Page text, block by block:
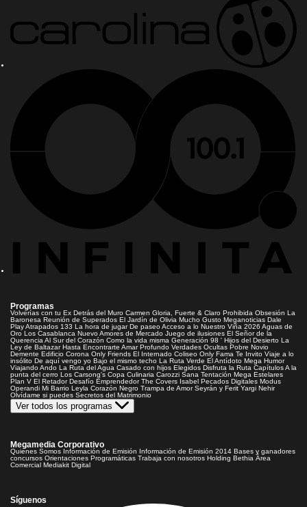
Programas
Volverías con tu Ex Detrás del Muro Carmen Gloria, Fuerte & Claro Prohibida Obsesión La
Baronesa Reunión de Superados El Jardín de Olivia Mucho Gusto Meganoticias Dale
PlayAtrapados 133 La hora de jugar De paseoAcceso a lo Nuestro Viña 2026 Aguas de
Oro Los Casablanca Nuevo Amores de Mercado Juego de ilusiones El Señor de la
Querencia Al Sur del Corazón Como la vida misma Generación 98 ' Hijos del Desierto La
Ley de Baltazar Hasta Encontrarte Amar Profundo Verdades Ocultas Pobre Novio
Demente Edificio Corona Only Friends El Internado Coliseo Only Fama Te Invito Viaje a lo
insólito De aquí vengo yo Bajo el mismo techo La Ruta Verde El Antídoto Mega Humor
Viajando Ando La Ruta del Agua Casado con hijos Elegidos Disfruta la Ruta CapítulosA la
punta del cerro Los Carsong's Copa Culinaria Carozzi Sana Tentación Mega Estelares
Plan V El Retador Desafío Emprendedor The Covers Isabel Pecados Digitales Modus
Operandi Mi Barrio Leyla Corazón Negro Trampa de Amor Seyrán y Ferit Yargi Nehir
Olvídame si puedes Secretos del Matrimonio
Ver todos los programas
Megamedia Corporativo
Quienes Somos Información de Emisión Información de Emisión 2014 Bases y ganadores
concursos Orientaciones Programáticas Trabaja con nosotros Holding Bethia Área
Comercial Mediakit Digital
Síguenos